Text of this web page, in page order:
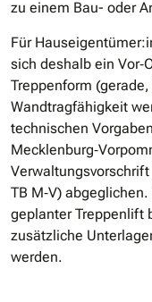
zu einem Bau- oder
Für
sich deshalb ein
Treppenform
Wandtragfähigkeit
technischen
TB M‐V)
geplanter Treppenlift
zusätzliche
werden.